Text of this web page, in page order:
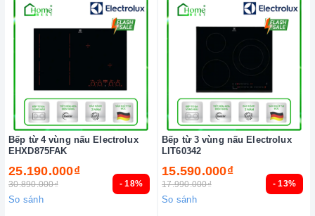
- 18%
Bếp từ 4 vùng nấu Electrolux
EHXD875FAK
25.190.000₫
30.890.000₫
So sánh
- 13%
Bếp từ 3 vùng nấu Electrolux
LIT60342
15.590.000₫
17.990.000₫
So sánh